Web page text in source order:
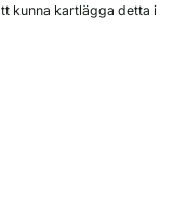
kunna kartlägga detta i